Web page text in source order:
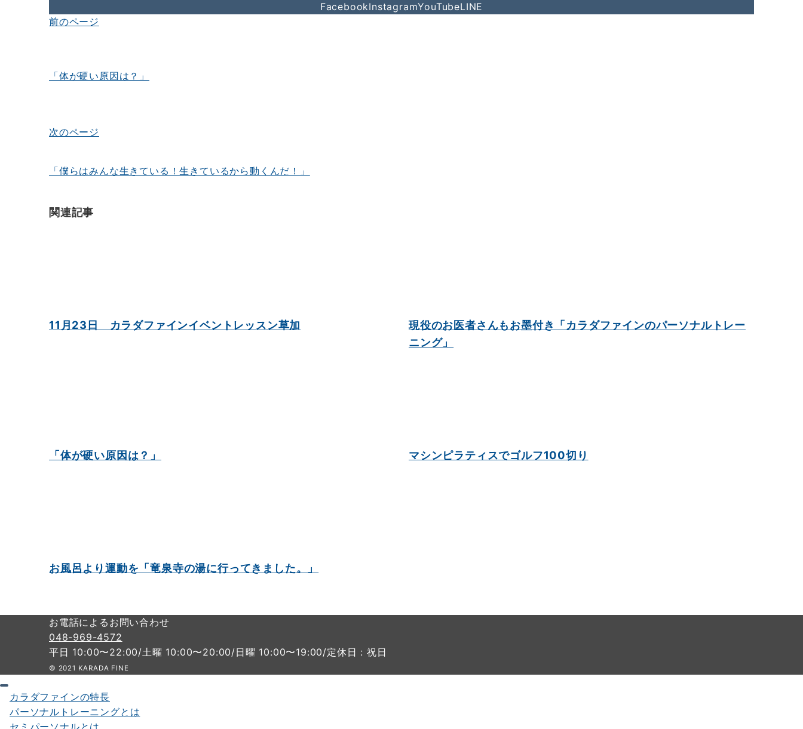
中…
FacebookInstagramYouTubeLINE
投
ビ
ー
ョ
前のページ
「体が硬い原因は？」
次のページ
「僕らはみんな生きている！生きているから動くんだ！」
関連記事
11月23日 カラダファインイベントレッスン草加
現役のお医者さんもお墨付き「カラダファインのパーソナルトレー
ニング」
「体が硬い原因は？」 マシンピラティスでゴルフ100切り
お風呂より運動を「竜泉寺の湯に行ってきました。」
お電話によるお問い合わせ
048-969-4572
平日 10:00〜22:00/土曜 10:00〜20:00/日曜 10:00〜19:00/定休日 : 祝日
© 2021 KARADA FINE
カラダファインの特長
パーソナルトレーニングとは
セミパーソナルとは